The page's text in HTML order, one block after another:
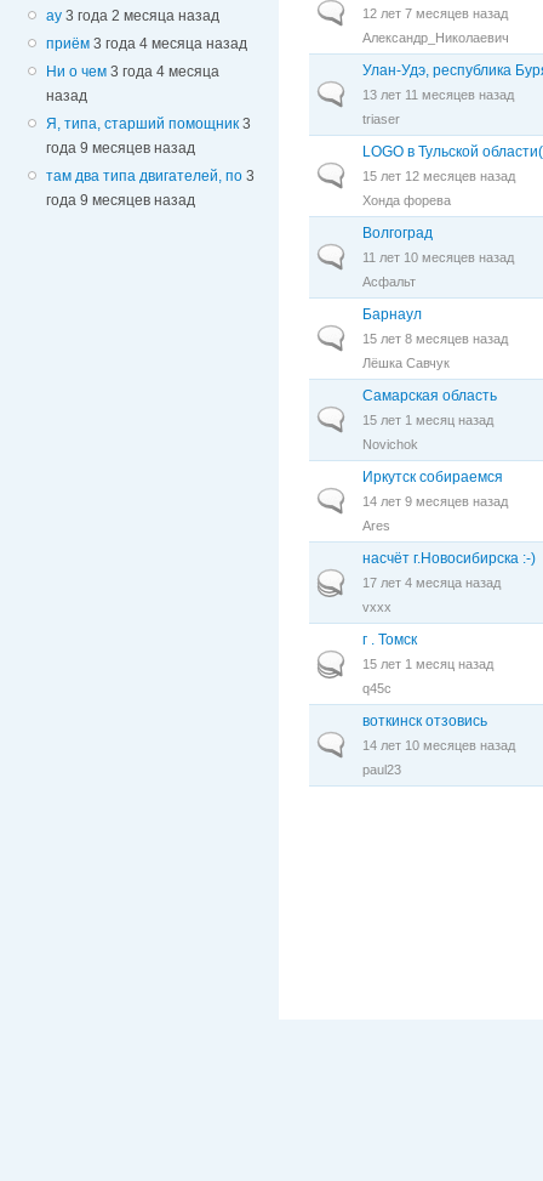
ау 3 года 2 месяца назад
приём 3 года 4 месяца назад
Ни о чем 3 года 4 месяца
назад
Я, типа, старший помощник 3
года 9 месяцев назад
там два типа двигателей, по 3
года 9 месяцев назад
Обычная тема
12 лет 7 месяцев назад
Александр_Николаевич
Обычная тема
Улан-Удэ, республика
13 лет 11 месяцев назад
triaser
Обычная тема
LOGO в Тульской
15 лет 12 месяцев назад
Хонда форева
Обычная тема
Волгоград
11 лет 10 месяцев назад
Асфальт
Обычная тема
Барнаул
15 лет 8 месяцев назад
Лёшка Савчук
Обычная тема
Самарская область
15 лет 1 месяц назад
Novichok
Обычная тема
Иркутск собираемся
14 лет 9 месяцев назад
Ares
Горячая тема
насчёт г.Новосибирска :-)
17 лет 4 месяца назад
vxxx
Горячая тема
г . Томск
15 лет 1 месяц назад
q45c
Обычная тема
воткинск отзовись
14 лет 10 месяцев назад
paul23